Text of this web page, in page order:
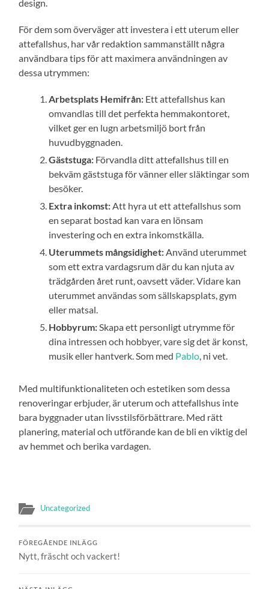
design.
För dem som överväger att investera i ett uterum eller
attefallshus, har vår redaktion sammanställt några
användbara tips för att maximera användningen av
dessa utrymmen:
Arbetsplats Hemifrån: Ett attefallshus kan
omvandlas till det perfekta hemmakontoret,
vilket ger en lugn arbetsmiljö bort från
huvudbyggnaden.
Gäststuga: Förvandla ditt attefallshus till en
bekväm gäststuga för vänner eller släktingar som
besöker.
Extra inkomst: Att hyra ut ett attefallshus som
en separat bostad kan vara en lönsam
investering och en extra inkomstkälla.
Uterummets mångsidighet: Använd uterummet
som ett extra vardagsrum där du kan njuta av
trädgården året runt, oavsett väder. Vidare kan
uterummet användas som sällskapsplats, gym
eller matsal.
Hobbyrum: Skapa ett personligt utrymme för
dina intressen och hobbyer, vare sig det är konst,
musik eller hantverk. Som med Pablo , ni vet.
Med multifunktionaliteten och estetiken som dessa
renoveringar erbjuder, är uterum och attefallshus inte
bara byggnader utan livsstilsförbättrare. Med rätt
planering, material och utförande kan de bli en viktig del
av hemmet och berika vardagen.
Uncategorized
FÖREGÅENDE INLÄGG
Nytt, fräscht och vackert!